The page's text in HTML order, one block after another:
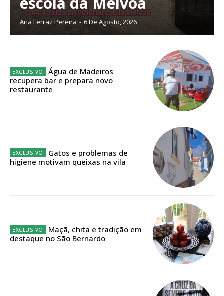
Acesso aos conteúdos Exclusivos para
assinantes
Ofertas para assinatura anual
Ana Ferraz Pereira - 6 De Agosto, 2026
Água de Madeiros
recupera bar e prepara novo
restaurante
Gatos e problemas de
higiene motivam queixas na vila
Maçã, chita e tradição em
destaque no São Bernardo